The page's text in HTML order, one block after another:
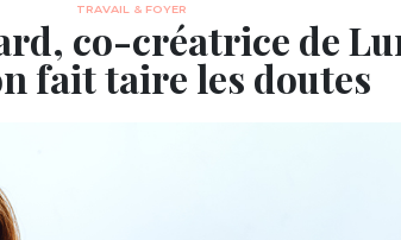
TRAVAIL & FOYER
co-créatrice de
fait taire les doutes